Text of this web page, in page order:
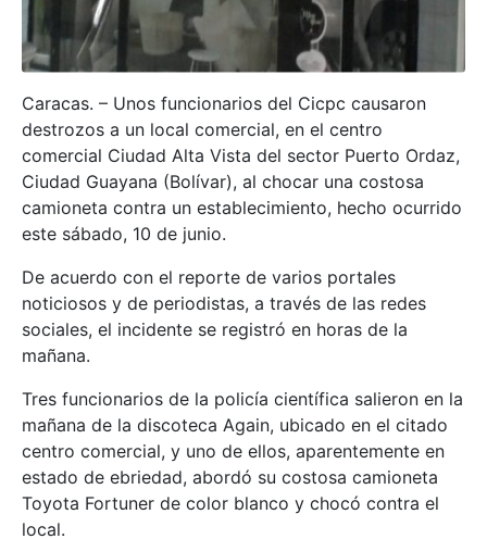
Caracas. – Unos funcionarios del Cicpc causaron
destrozos a un local comercial, en el centro
comercial Ciudad Alta Vista del sector Puerto Ordaz,
Ciudad Guayana (Bolívar), al chocar una costosa
camioneta contra un establecimiento, hecho ocurrido
este sábado, 10 de junio.
De acuerdo con el reporte de varios portales
noticiosos y de periodistas, a través de las redes
sociales, el incidente se registró en horas de la
mañana.
Tres funcionarios de la policía científica salieron en la
mañana de la discoteca Again, ubicado en el citado
centro comercial, y uno de ellos, aparentemente en
estado de ebriedad, abordó su costosa camioneta
Toyota Fortuner de color blanco y chocó contra el
local.